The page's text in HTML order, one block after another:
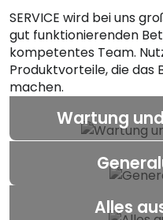
SERVICE wird bei uns
gut funktionierenden
kompetentes Team.
Produktvorteile, die das
machen.
Wartung
Alles